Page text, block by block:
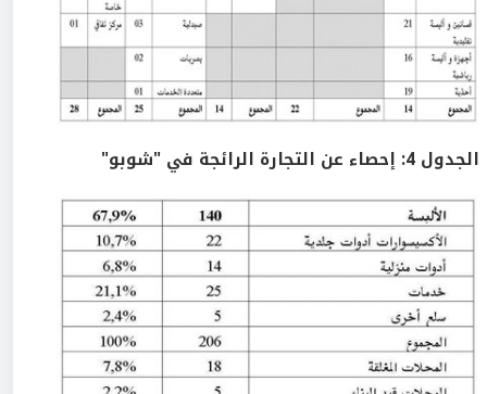
الجدول 4: إحصاء عن التجارة الرائجة في "شوبو"